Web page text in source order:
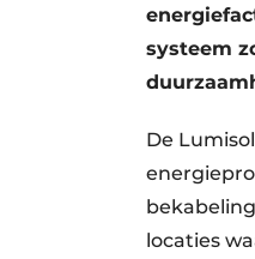
systeem
De
locaties